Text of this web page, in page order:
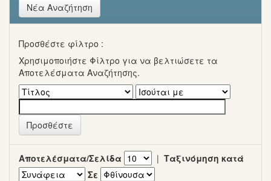
Νέα Αναζήτηση
Προσθέστε φίλτρο :
Χρησιμοποιήστε Φίλτρο για να βελτιώσετε τα
Αποτελέσματα Αναζήτησης.
Αποτελέσματα/Σελίδα | Ταξινόμηση κατά
Σε